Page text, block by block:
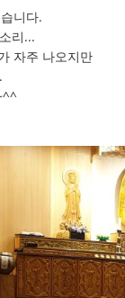
니다.
리...
자주 나오지만